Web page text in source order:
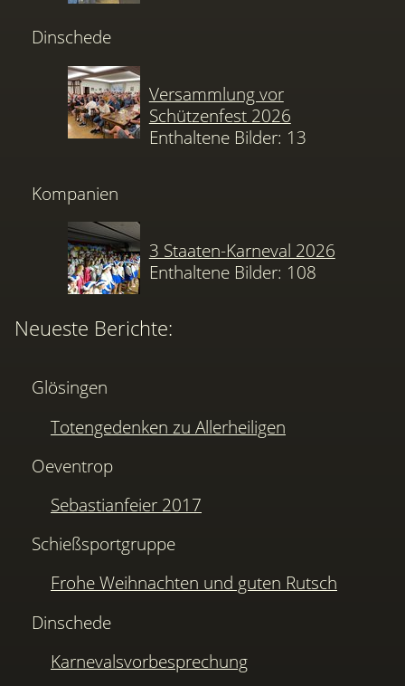
Dinschede
Versammlung vor
Schützenfest 2026
Enthaltene Bilder: 13
Kompanien
3 Staaten-Karneval 2026
Enthaltene Bilder: 108
Neueste Berichte:
Glösingen
Totengedenken zu Allerheiligen
Oeventrop
Sebastianfeier 2017
Schießsportgruppe
Frohe Weihnachten und guten Rutsch
Dinschede
Karnevalsvorbesprechung